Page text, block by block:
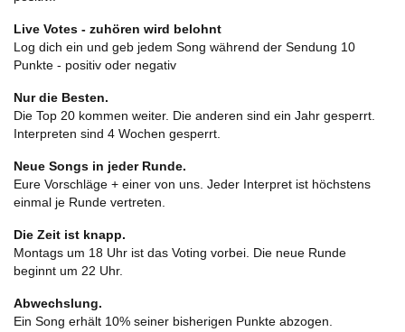
Live Votes - zuhören wird belohnt
Log dich ein und geb jedem Song während der Sendung 10
Punkte - positiv oder negativ
Nur die Besten.
Die Top 20 kommen weiter. Die anderen sind ein Jahr gesperrt.
Interpreten sind 4 Wochen gesperrt.
Neue Songs in jeder Runde.
Eure Vorschläge + einer von uns. Jeder Interpret ist höchstens
einmal je Runde vertreten.
Die Zeit ist knapp.
Montags um 18 Uhr ist das Voting vorbei. Die neue Runde
beginnt um 22 Uhr.
Abwechslung.
Ein Song erhält 10% seiner bisherigen Punkte abzogen.